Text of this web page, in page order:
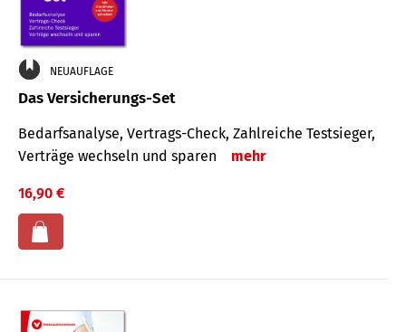
NEUAUFLAGE
Das Versicherungs-Set
Bedarfsanalyse, Vertrags-Check, Zahlreiche Testsieger,
Verträge wechseln und sparen
mehr
16,90 €